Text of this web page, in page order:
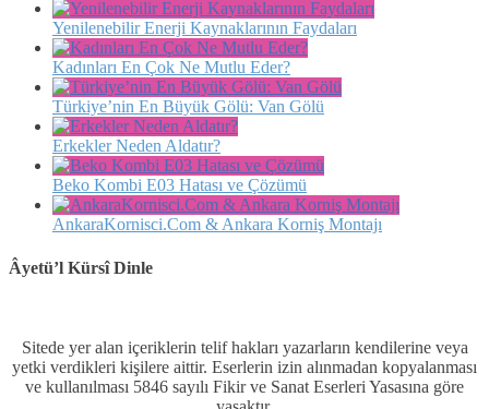
Yenilenebilir Enerji Kaynaklarının Faydaları
Kadınları En Çok Ne Mutlu Eder?
Türkiye’nin En Büyük Gölü: Van Gölü
Erkekler Neden Aldatır?
Beko Kombi E03 Hatası ve Çözümü
AnkaraKornisci.Com & Ankara Korniş Montajı
Âyetü’l Kürsî Dinle
Sitede yer alan içeriklerin telif hakları yazarların kendilerine veya
yetki verdikleri kişilere aittir. Eserlerin izin alınmadan kopyalanması
ve kullanılması 5846 sayılı Fikir ve Sanat Eserleri Yasasına göre